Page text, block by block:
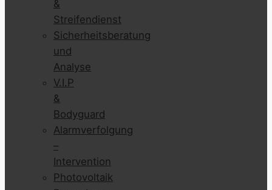
&
Streifendienst
Sicherheitsberatung
und
Analyse
V.I.P
&
Bodyguard
Alarmverfolgung
–
Intervention
Photovoltaik